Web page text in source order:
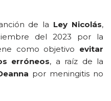
de la Ley Nicolás,
del 2023 por la
como objetivo evitar
erróneos, a raíz de la
por meningitis no